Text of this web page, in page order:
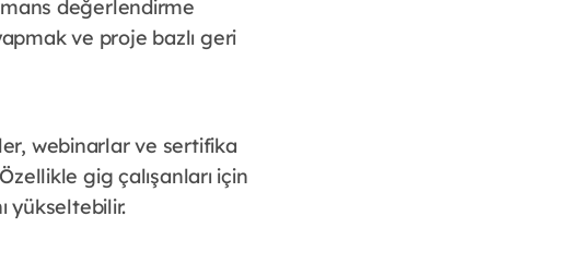
değerlendirme
ve proje bazlı geri
webinarlar ve sertifika
gig çalışanları için
yükseltebilir.